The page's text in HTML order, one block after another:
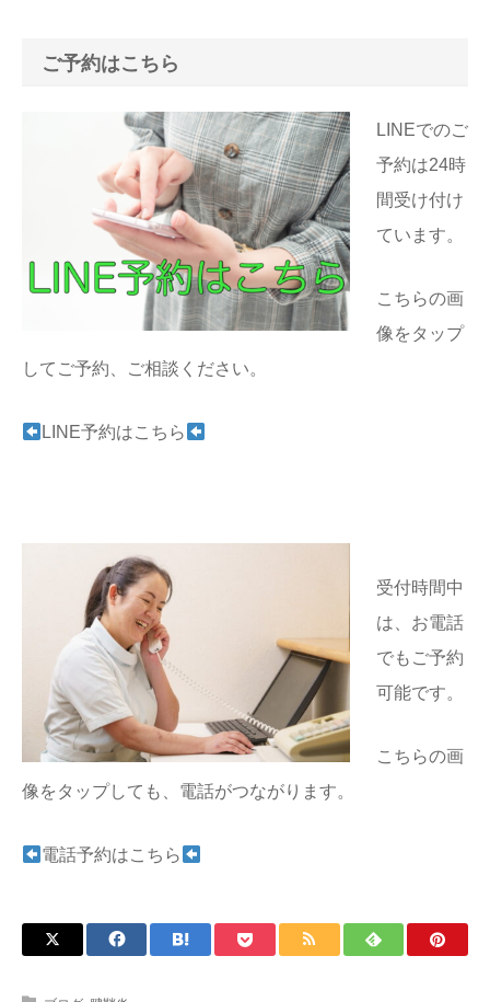
ご予約はこちら
LINEでのご
予約は24時
間受け付け
ています。
こちらの画
像をタップ
してご予約、ご相談ください。
LINE予約はこちら
受付時間中
は、お電話
でもご予約
可能です。
こちらの画
像をタップしても、電話がつながります。
電話予約はこちら